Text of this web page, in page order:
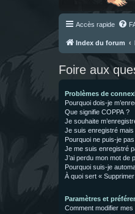
Accès rapide
Index du forum
Foire aux
Problèmes de
Pourquoi dois-je
Que signifie COPPA ?
Je souhaite
Je suis enregistré
Pourquoi ne puis-je
Je me suis enregistré
J’ai perdu mon mot de
Pourquoi suis-je
À quoi sert «
Paramètres et
Comment modifier